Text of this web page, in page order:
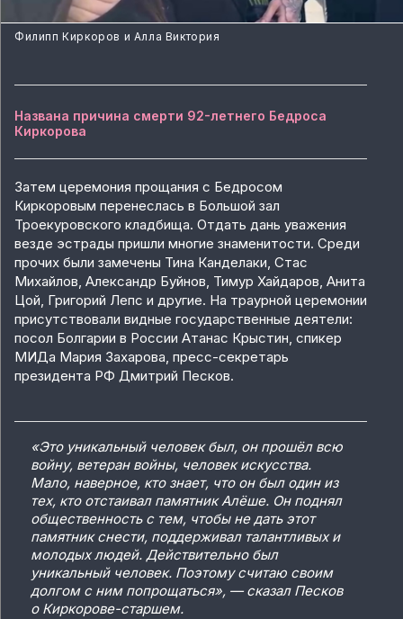
Филипп Киркоров и Алла Виктория
Названа причина смерти 92-летнего Бедроса
Киркорова
Затем церемония прощания с Бедросом
Киркоровым перенеслась в Большой зал
Троекуровского кладбища. Отдать дань уважения
везде эстрады пришли многие знаменитости. Среди
прочих были замечены Тина Канделаки, Стас
Михайлов, Александр Буйнов, Тимур Хайдаров, Анита
Цой, Григорий Лепс и другие. На траурной церемонии
присутствовали видные государственные деятели:
посол Болгарии в России Атанас Крыстин, спикер
МИДа Мария Захарова, пресс-секретарь
президента РФ Дмитрий Песков.
«Это уникальный человек был, он прошёл всю
войну, ветеран войны, человек искусства.
Мало, наверное, кто знает, что он был один из
тех, кто отстаивал памятник Алёше. Он поднял
общественность с тем, чтобы не дать этот
памятник снести, поддерживал талантливых и
молодых людей. Действительно был
уникальный человек. Поэтому считаю своим
долгом с ним попрощаться», — сказал Песков
о Киркорове-старшем.